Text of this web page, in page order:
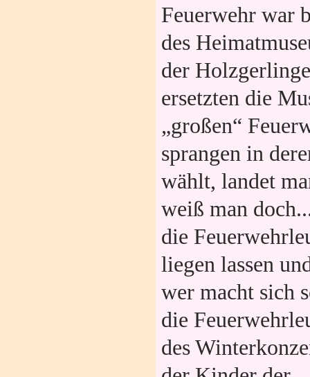
Feuerwehr war
des
der
ersetzten die
„großen“
sprangen in
wählt, landet
weiß man
die
liegen lassen
wer macht sich
die
des